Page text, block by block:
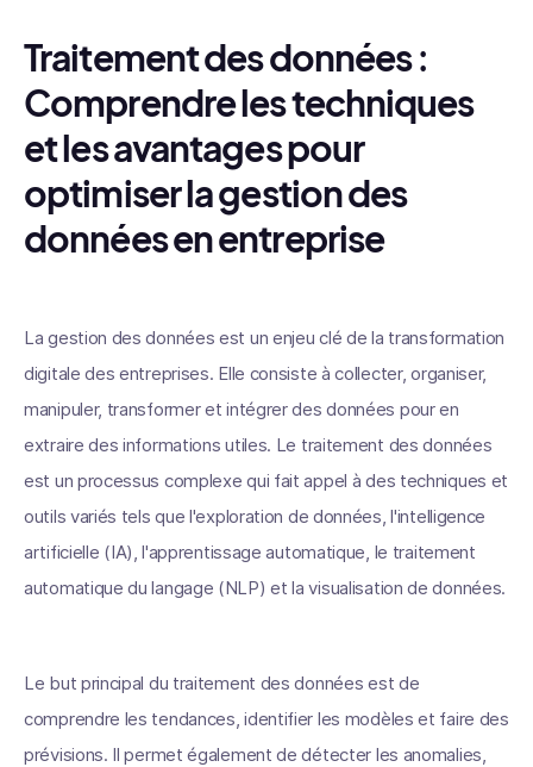
Traitement des données :
Comprendre les techniques
et les avantages pour
optimiser la gestion des
données en entreprise
La gestion des données est un enjeu clé de la transformation
digitale des entreprises. Elle consiste à collecter, organiser,
manipuler, transformer et intégrer des données pour en
extraire des informations utiles. Le traitement des données
est un processus complexe qui fait appel à des techniques et
outils variés tels que l'exploration de données, l'intelligence
artificielle (IA), l'apprentissage automatique, le traitement
automatique du langage (NLP) et la visualisation de données.
Le but principal du traitement des données est de
comprendre les tendances, identifier les modèles et faire des
prévisions. Il permet également de détecter les anomalies,